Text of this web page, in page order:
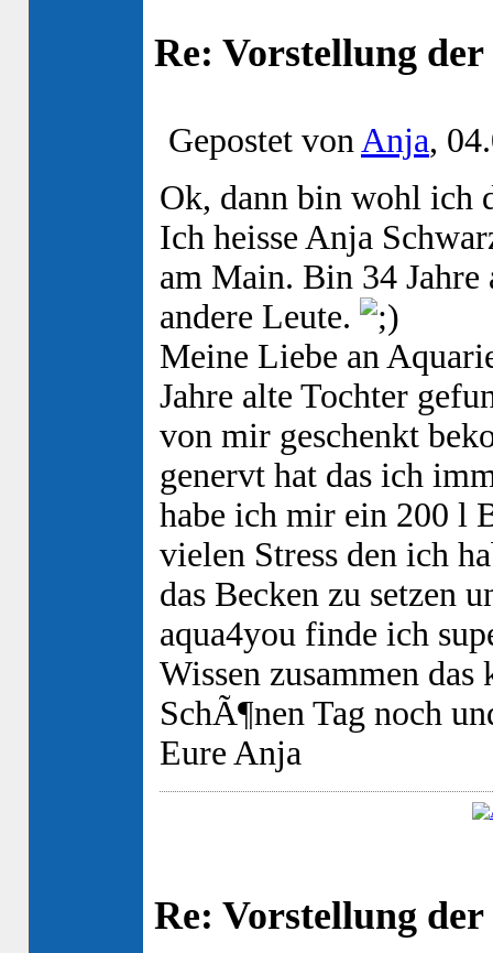
Re: Vorstellung
Gepostet vonAnja,
Ok, dann bin wohl ich
Ich heisse Anja
am Main. Bin 34
andere Leute.
Meine Liebe an
Jahre alte Tochter
von mir geschenkt
genervt hat das ich
habe ich mir ein 200 l
vielen Stress den ich
das Becken zu setzen
aqua4you finde ich
Wissen zusammen
SchÃ¶nen Tag noch
Eure Anja
Re: Vorstellung